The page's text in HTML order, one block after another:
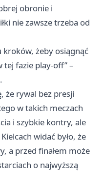
obronie i
nie zawsze trzeba od
kroków, żeby osiągnąć
tej fazie play-off” –
że rywal bez presji
w takich meczach
i szybkie kontry, ale
widać było, że
a przed finałem może
o najwyższą